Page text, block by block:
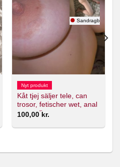
Sandragbg93
Nyt produkt
Kåt tjej säljer tele, can
trosor, fetischer wet, anal
mm online
100,00 kr.